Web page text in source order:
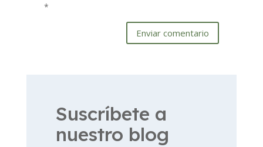
*
Enviar comentario
Suscríbete a
nuestro blog